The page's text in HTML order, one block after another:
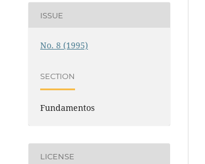
ISSUE
No. 8 (1995)
SECTION
Fundamentos
LICENSE